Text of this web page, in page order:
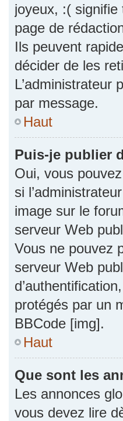
joyeux, :(
page de
Ils peuvent
décider de les
L’administrateur
par message.
Haut
Puis-je publier
Oui, vous
si
image sur le
serveur Web
Vous ne pouvez
serveur Web
protégés par un
BBCode [img].
Haut
Que sont les
Les annonces
vous devez lire